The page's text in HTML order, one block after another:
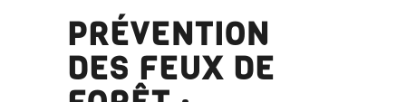
PRÉVENTION
DES FEUX DE